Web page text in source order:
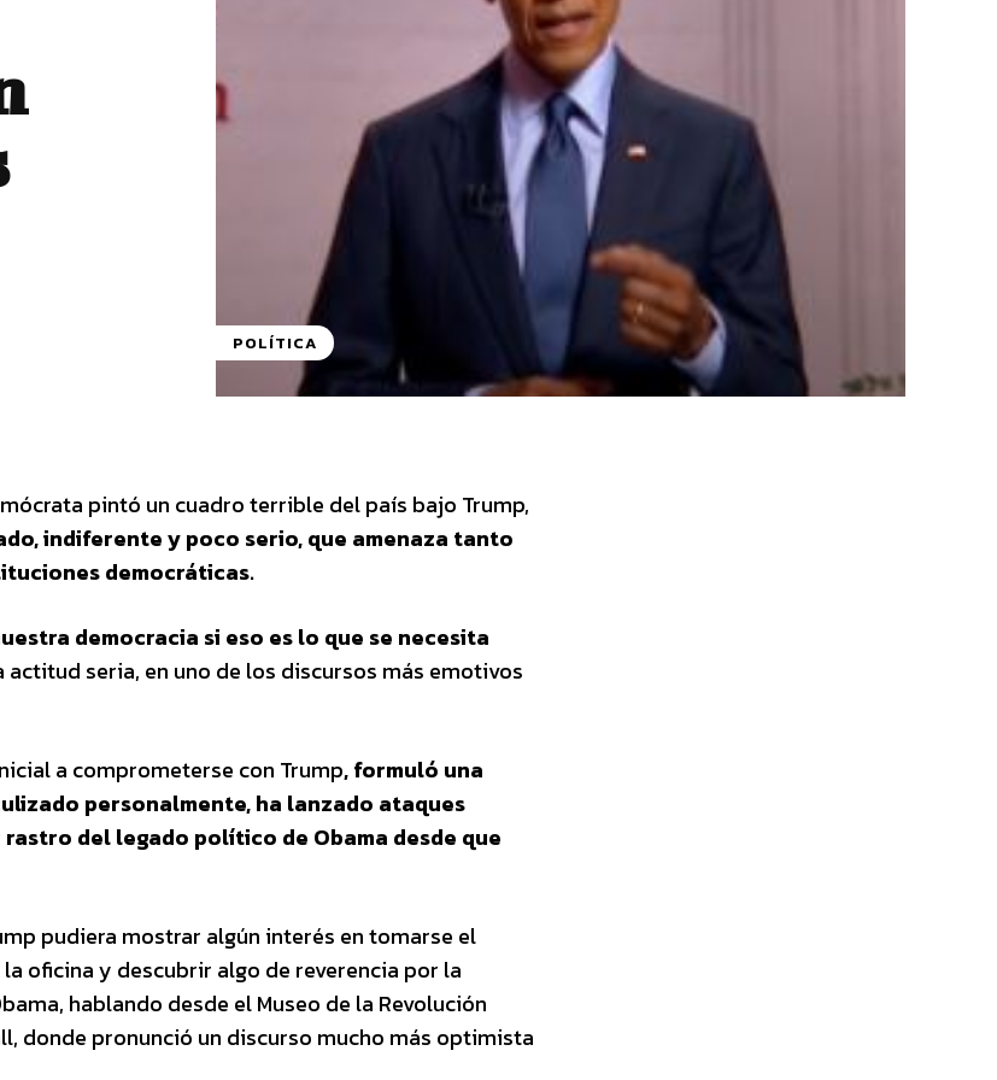
POLÍTICA
pintó un cuadro terrible del país bajo Trump,
indiferente y poco serio, que amenaza tanto
democráticas.
democracia si eso es lo que se necesita
seria, en uno de los discursos más emotivos
a comprometerse con Trump, formuló una
personalmente, ha lanzado ataques
del legado político de Obama desde que
pudiera mostrar algún interés en tomarse el
oficina y descubrir algo de reverencia por la
hablando desde el Museo de la Revolución
donde pronunció un discurso mucho más optimista